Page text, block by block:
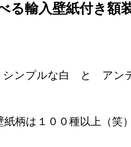
る輸入壁紙付き
ンプルな白 と アン
柄は１００種以上（笑